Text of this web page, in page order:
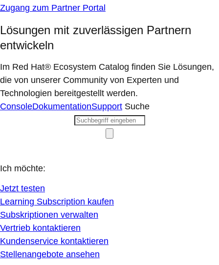
Zugang zum Partner Portal
Lösungen mit zuverlässigen Partnern
entwickeln
Im Red Hat® Ecosystem Catalog finden Sie Lösungen,
die von unserer Community von Experten und
Technologien bereitgestellt werden.
ConsoleDokumentationSupport Suche
Ich möchte:
Jetzt testen
Learning Subscription kaufen
Subskriptionen verwalten
Vertrieb kontaktieren
Kundenservice kontaktieren
Stellenangebote ansehen